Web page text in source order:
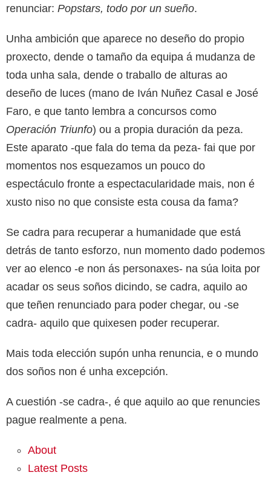
renunciar: Popstars, todo por un sueño.
Unha ambición que aparece no deseño do propio
proxecto, dende o tamaño da equipa á mudanza de
toda unha sala, dende o traballo de alturas ao
deseño de luces (mano de Iván Nuñez Casal e José
Faro, e que tanto lembra a concursos como
Operación Triunfo) ou a propia duración da peza.
Este aparato -que fala do tema da peza- fai que por
momentos nos esquezamos un pouco do
espectáculo fronte a espectacularidade mais, non é
xusto niso no que consiste esta cousa da fama?
Se cadra para recuperar a humanidade que está
detrás de tanto esforzo, nun momento dado podemos
ver ao elenco -e non ás personaxes- na súa loita por
acadar os seus soños dicindo, se cadra, aquilo ao
que teñen renunciado para poder chegar, ou -se
cadra- aquilo que quixesen poder recuperar.
Mais toda elección supón unha renuncia, e o mundo
dos soños non é unha excepción.
A cuestión -se cadra-, é que aquilo ao que renuncies
pague realmente a pena.
About
Latest Posts